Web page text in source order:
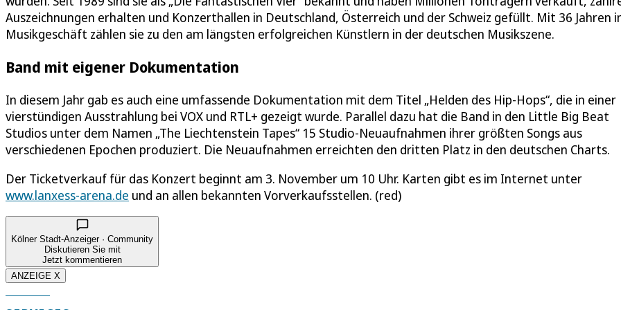
Auszeichnungen erhalten und Konzerthallen in Deutschland, Österreich und der Schweiz gefüllt. Mit 36 Jahren
Musikgeschäft zählen sie zu den am längsten erfolgreichen Künstlern in der deutschen Musikszene.
Band mit eigener Dokumentation
In diesem Jahr gab es auch eine umfassende Dokumentation mit dem Titel „Helden des Hip-Hops“, die in einer
vierstündigen Ausstrahlung bei VOX und RTL+ gezeigt wurde. Parallel dazu hat die Band in den Little Big Beat
Studios unter dem Namen „The Liechtenstein Tapes“ 15 Studio-Neuaufnahmen ihrer größten Songs aus
verschiedenen Epochen produziert. Die Neuaufnahmen erreichten den dritten Platz in den deutschen Charts.
Der Ticketverkauf für das Konzert beginnt am 3. November um 10 Uhr. Karten gibt es im Internet unter
www.lanxess-arena.de und an allen bekannten Vorverkaufsstellen. (red)
Kölner Stadt-Anzeiger · Community
Diskutieren Sie mit
Jetzt kommentieren
ANZEIGE X